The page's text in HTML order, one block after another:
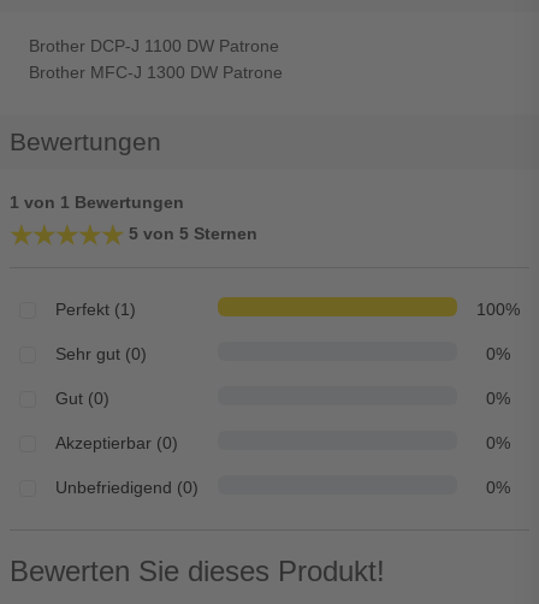
Brother DCP-J 1100 DW Patrone
Brother MFC-J 1300 DW Patrone
Bewertungen
1 von 1 Bewertungen
★★★★★
★★★★★ 5 von 5 Sternen
Perfekt (1) 100%
Sehr gut (0) 0%
Gut (0) 0%
Akzeptierbar (0) 0%
Unbefriedigend (0) 0%
Bewerten Sie dieses Produkt!